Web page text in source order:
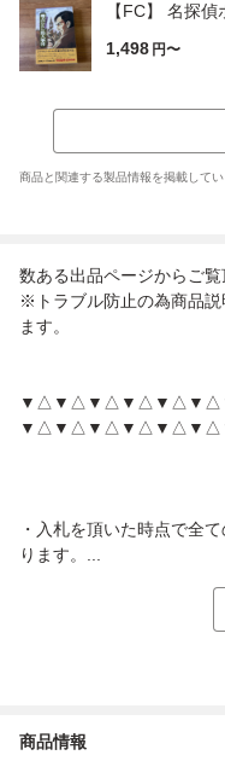
【FC】 名探
1,498 円〜
商品と関連する製品情報を掲載して
数ある出品ページからご覧
※トラブル防止の為商品説
ます。
・入札を頂いた時点で全
ります。...
商品情報